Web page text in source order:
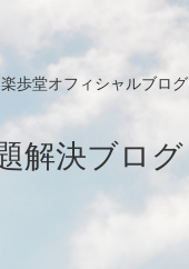
歩堂オフィシャルブログ
解決ブログ